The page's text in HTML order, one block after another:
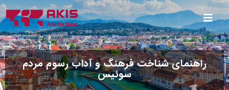
راهنمای شناخت فرهنگ و آداب رسوم مردم
سوئیس